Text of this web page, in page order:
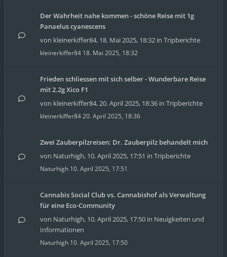
Der Wahrheit nahe kommen - schöne Reise mit 1g
Panaelus cyanescens
von kleinerkiffer84, 18. Mai 2025, 18:32 in Tripberichte
kleinerkiffer84 18. Mai 2025, 18:32
Frieden schliessen mit sich selber - Wunderbare Reise
mit 2.2g Xico F1
von kleinerkiffer84,20. April 2025, 18:36 in Tripberichte
kleinerkiffer8420. April 2025, 18:36
Zwei Zauberpilzreisen: Dr. Zauberpilz behandelt mich
von Naturhigh, 10. April 2025, 17:51 in Tripberichte
Naturhigh 10. April 2025, 17:51
Cannabis Social Club vs. Cannabishof als Verwaltung
für eine Eco-Community
von Naturhigh, 10. April 2025, 17:50 in Neuigkeiten und
Informationen
Naturhigh 10. April 2025, 17:50